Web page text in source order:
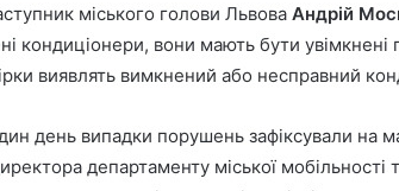
міського голови Львова Андрій
кондиціонери, вони мають бути
виявлять вимкнений або несправний
день випадки порушень зафіксували
департаменту міської мобільності